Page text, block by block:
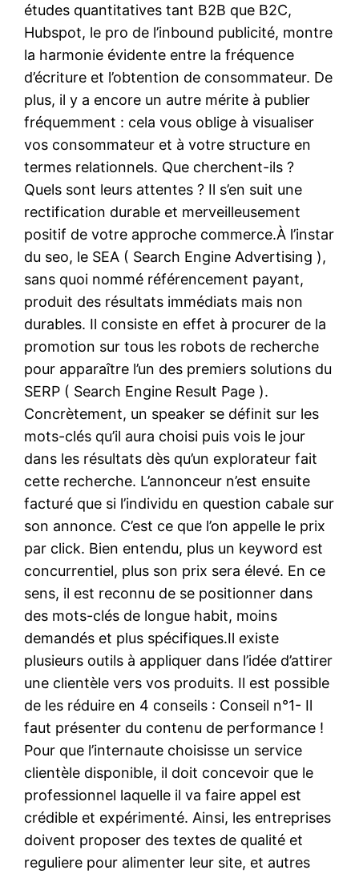
études quantitatives tant B2B que B2C,
Hubspot, le pro de l’inbound publicité, montre
la harmonie évidente entre la fréquence
d’écriture et l’obtention de consommateur. De
plus, il y a encore un autre mérite à publier
fréquemment : cela vous oblige à visualiser
vos consommateur et à votre structure en
termes relationnels. Que cherchent-ils ?
Quels sont leurs attentes ? Il s’en suit une
rectification durable et merveilleusement
positif de votre approche commerce.À l’instar
du seo, le SEA ( Search Engine Advertising ),
sans quoi nommé référencement payant,
produit des résultats immédiats mais non
durables. Il consiste en effet à procurer de la
promotion sur tous les robots de recherche
pour apparaître l’un des premiers solutions du
SERP ( Search Engine Result Page ).
Concrètement, un speaker se définit sur les
mots-clés qu’il aura choisi puis vois le jour
dans les résultats dès qu’un explorateur fait
cette recherche. L’annonceur n’est ensuite
facturé que si l’individu en question cabale sur
son annonce. C’est ce que l’on appelle le prix
par click. Bien entendu, plus un keyword est
concurrentiel, plus son prix sera élevé. En ce
sens, il est reconnu de se positionner dans
des mots-clés de longue habit, moins
demandés et plus spécifiques.Il existe
plusieurs outils à appliquer dans l’idée d’attirer
une clientèle vers vos produits. Il est possible
de les réduire en 4 conseils : Conseil n°1- Il
faut présenter du contenu de performance !
Pour que l’internaute choisisse un service
clientèle disponible, il doit concevoir que le
professionnel laquelle il va faire appel est
crédible et expérimenté. Ainsi, les entreprises
doivent proposer des textes de qualité et
reguliere pour alimenter leur site, et autres